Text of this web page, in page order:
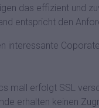
das effizient und
entspricht den
interessante
erfolgt SSL
erhalten keinen